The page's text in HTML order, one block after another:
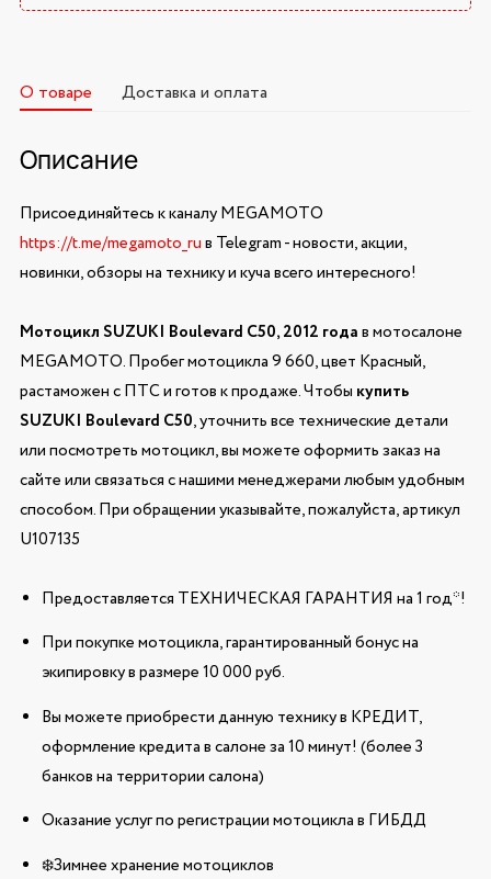
О товаре Доставка и оплата
Описание
Присоединяйтесь к каналу MEGAMOTO
https://t.me/megamoto_ruв Telegram - новости, акции,
новинки, обзоры на технику и куча всего интересного!
Мотоцикл SUZUKI Boulevard C50, 2012 годав мотосалоне
MEGAMOTO. Пробег мотоцикла 9 660, цвет Красный,
растаможен с ПТС и готов к продаже. Чтобы купить
SUZUKI Boulevard C50, уточнить все технические детали
или посмотреть мотоцикл, вы можете оформить заказ на
сайте или связаться с нашими менеджерами любым удобным
способом. При обращении указывайте, пожалуйста, артикул
U107135
Предоставляется ТЕХНИЧЕСКАЯ ГАРАНТИЯ на 1 год*!
При покупке мотоцикла, гарантированный бонус на
экипировку в размере 10 000 руб.
Вы можете приобрести данную технику в КРЕДИТ,
оформление кредита в салоне за 10 минут! (более 3
банков на территории салона)
Оказание услуг по регистрации мотоцикла в ГИБДД
❄️Зимнее хранение мотоциклов